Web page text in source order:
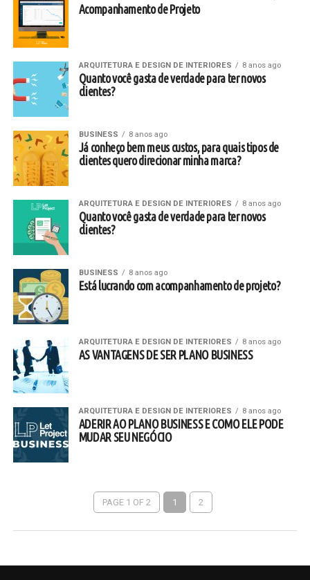
Acompanhamento de Projeto
ARQUITETURA E DESIGN DE INTERIORES 8 anos ago
Quanto você gasta de verdade para ter novos
clientes?
BUSINESS 8 anos ago
Já conheço bem meus custos, para quais tipos de
clientes quero direcionar minha marca?
ARQUITETURA E DESIGN DE INTERIORES 8 anos ago
Quanto você gasta de verdade para ter novos
clientes?
BUSINESS 8 anos ago
Está lucrando com acompanhamento de projeto?
ARQUITETURA E DESIGN DE INTERIORES 8 anos ago
AS VANTAGENS DE SER PLANO BUSINESS
ARQUITETURA E DESIGN DE INTERIORES 8 anos ago
ADERIR AO PLANO BUSINESS E COMO ELE PODE
MUDAR SEU NEGÓCIO
PAGE 1 OF 2 1 2